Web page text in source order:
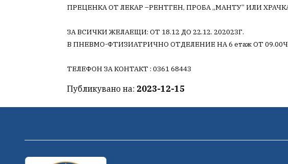
ПРЕЦЕНКА ОТ ЛЕКАР –РЕНТГЕН, ПРОБА „МАНТУ” ИЛИ
ЗА ВСИЧКИ ЖЕЛАЕЩИ: ОТ 18.12 ДО 22.12. 202023Г.
В ПНЕВМО-ФТИЗИАТРИЧНО ОТДЕЛЕНИЕ НА 6 етаж ОТ 09.00Ч.
ТЕЛЕФОН ЗА КОНТАКТ : 0361 68443
Публикувано на: 2023-12-15